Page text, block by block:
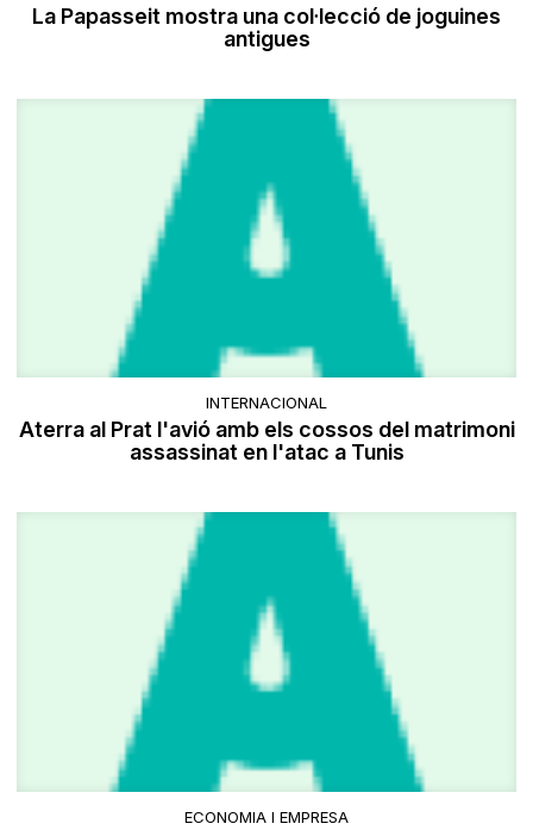
La Papasseit mostra una col·lecció de joguines
antigues
INTERNACIONAL
Aterra al Prat l'avió amb els cossos del matrimoni
assassinat en l'atac a Tunis
ECONOMIA I EMPRESA